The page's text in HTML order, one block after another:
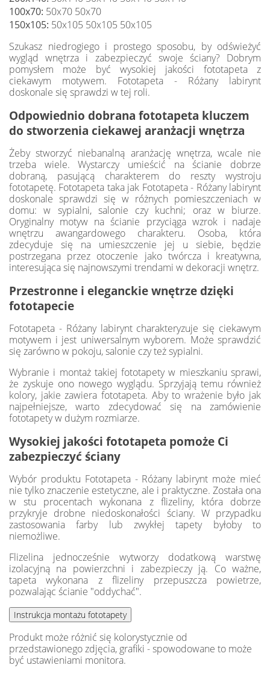
100x70: 50x70 50x70
150x105: 50x105 50x105 50x105
Szukasz niedrogiego i prostego sposobu, by odświeżyć
wygląd wnętrza i zabezpieczyć swoje ściany? Dobrym
pomysłem może być wysokiej jakości fototapeta z
ciekawym motywem. Fototapeta - Różany labirynt
doskonale się sprawdzi w tej roli.
Odpowiednio dobrana fototapeta kluczem
do stworzenia ciekawej aranżacji wnętrza
Żeby stworzyć niebanalną aranżację wnętrza, wcale nie
trzeba wiele. Wystarczy umieścić na ścianie dobrze
dobraną, pasującą charakterem do reszty wystroju
fototapetę. Fototapeta taka jak Fototapeta - Różany labirynt
doskonale sprawdzi się w różnych pomieszczeniach w
domu: w sypialni, salonie czy kuchni; oraz w biurze.
Oryginalny motyw na ścianie przyciąga wzrok i nadaje
wnętrzu awangardowego charakteru. Osoba, która
zdecyduje się na umieszczenie jej u siebie, będzie
postrzegana przez otoczenie jako twórcza i kreatywna,
interesująca się najnowszymi trendami w dekoracji wnętrz.
Przestronne i eleganckie wnętrze dzięki
fototapecie
Fototapeta - Różany labirynt charakteryzuje się ciekawym
motywem i jest uniwersalnym wyborem. Może sprawdzić
się zarówno w pokoju, salonie czy też sypialni.
Wybranie i montaż takiej fototapety w mieszkaniu sprawi,
że zyskuje ono nowego wyglądu. Sprzyjają temu również
kolory, jakie zawiera fototapeta. Aby to wrażenie było jak
najpełniejsze, warto zdecydować się na zamówienie
fototapety w dużym rozmiarze.
Wysokiej jakości fototapeta pomoże Ci
zabezpieczyć ściany
Wybór produktu Fototapeta - Różany labirynt może mieć
nie tylko znaczenie estetyczne, ale i praktyczne. Została ona
w stu procentach wykonana z flizeliny, która dobrze
przykryje drobne niedoskonałości ściany. W przypadku
zastosowania farby lub zwykłej tapety byłoby to
niemożliwe.
Flizelina jednocześnie wytworzy dodatkową warstwę
izolacyjną na powierzchni i zabezpieczy ją. Co ważne,
tapeta wykonana z flizeliny przepuszcza powietrze,
pozwalając ścianie "oddychać".
Produkt może różnić się kolorystycznie od
przedstawionego zdjęcia, grafiki - spowodowane to może
być ustawieniami monitora.